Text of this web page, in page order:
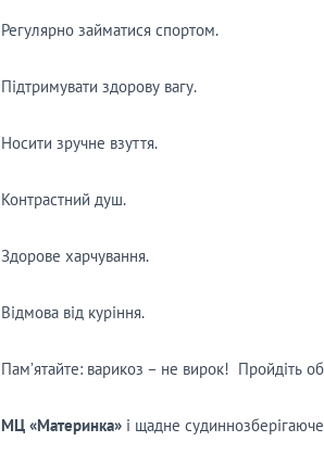
Регулярно займатися спортом.
Підтримувати здорову вагу.
Носити зручне взуття.
Контрастний душ.
Здорове харчування.
Відмова від куріння.
Пам’ятайте: варикоз – не вирок! Пройдіть
МЦ«Материнка»і щадне